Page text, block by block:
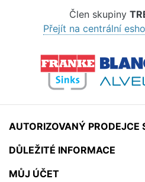
Člen skupiny
Přejít na centrální
AUTORIZOVANÝ PRODEJCE
DŮLEŽITÉ INFORMACE
MŮJ ÚČET